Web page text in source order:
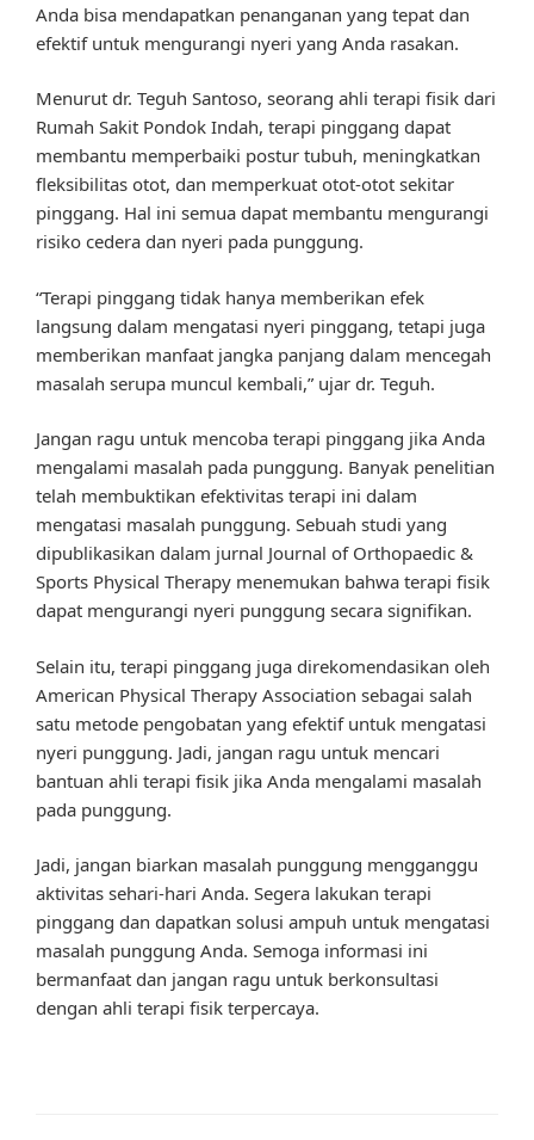
Anda bisa mendapatkan penanganan yang tepat dan
efektif untuk mengurangi nyeri yang Anda rasakan.
Menurut dr. Teguh Santoso, seorang ahli terapi fisik dari
Rumah Sakit Pondok Indah, terapi pinggang dapat
membantu memperbaiki postur tubuh, meningkatkan
fleksibilitas otot, dan memperkuat otot-otot sekitar
pinggang. Hal ini semua dapat membantu mengurangi
risiko cedera dan nyeri pada punggung.
“Terapi pinggang tidak hanya memberikan efek
langsung dalam mengatasi nyeri pinggang, tetapi juga
memberikan manfaat jangka panjang dalam mencegah
masalah serupa muncul kembali,” ujar dr. Teguh.
Jangan ragu untuk mencoba terapi pinggang jika Anda
mengalami masalah pada punggung. Banyak penelitian
telah membuktikan efektivitas terapi ini dalam
mengatasi masalah punggung. Sebuah studi yang
dipublikasikan dalam jurnal Journal of Orthopaedic &
Sports Physical Therapy menemukan bahwa terapi fisik
dapat mengurangi nyeri punggung secara signifikan.
Selain itu, terapi pinggang juga direkomendasikan oleh
American Physical Therapy Association sebagai salah
satu metode pengobatan yang efektif untuk mengatasi
nyeri punggung. Jadi, jangan ragu untuk mencari
bantuan ahli terapi fisik jika Anda mengalami masalah
pada punggung.
Jadi, jangan biarkan masalah punggung mengganggu
aktivitas sehari-hari Anda. Segera lakukan terapi
pinggang dan dapatkan solusi ampuh untuk mengatasi
masalah punggung Anda. Semoga informasi ini
bermanfaat dan jangan ragu untuk berkonsultasi
dengan ahli terapi fisik terpercaya.